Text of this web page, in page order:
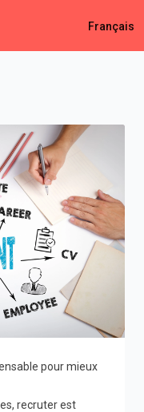
Français
pour mieux
recruter est